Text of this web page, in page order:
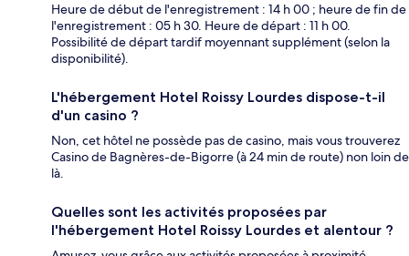
Heure de début de l'enregistrement : 14 h 00 ; heure de fin de
l'enregistrement : 05 h 30. Heure de départ : 11 h 00.
Possibilité de départ tardif moyennant supplément (selon la
disponibilité).
L'hébergement Hotel Roissy Lourdes dispose-t-il
d'un casino ?
Non, cet hôtel ne possède pas de casino, mais vous trouverez
Casino de Bagnères-de-Bigorre (à 24 min de route) non loin de
là.
Quelles sont les activités proposées par
l'hébergement Hotel Roissy Lourdes et alentour ?